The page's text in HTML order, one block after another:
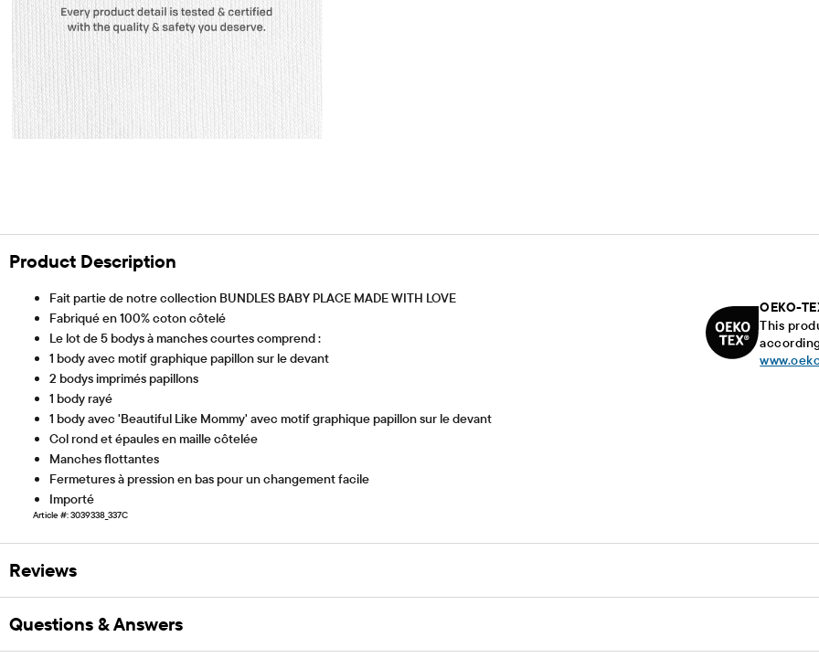
Product Description
Fait partie de notre collection BUNDLES BABY PLACE MADE WITH LOVE
Fabriqué en 100% coton côtelé
Le lot de 5 bodys à manches courtes comprend :
1 body avec motif graphique papillon sur le devant
2 bodys imprimés papillons
1 body rayé
1 body avec 'Beautiful Like Mommy' avec motif graphique papillon sur le devant
Col rond et épaules en maille côtelée
Manches flottantes
Fermetures à pression en bas pour un changement facile
Importé
Article #: 3039338_337C
OEKO-
This
Reviews
Questions & Answers